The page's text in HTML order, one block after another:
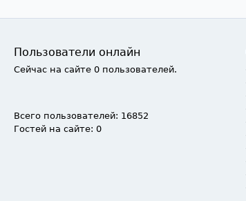
Пользователи онлайн
Сейчас на сайте 0 пользователей.
Всего пользователей: 16852
Гостей на сайте: 0